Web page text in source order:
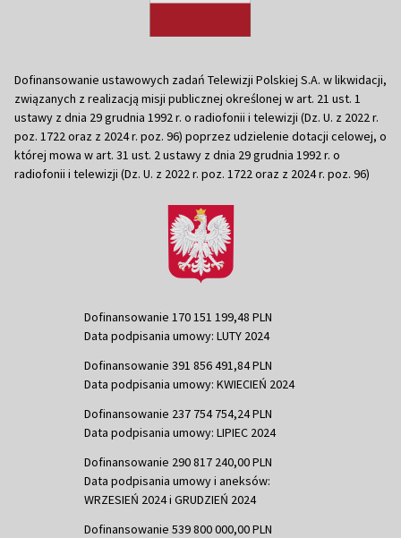
Dofinansowanie ustawowych zadań Telewizji Polskiej S.A. w likwidacji,
związanych z realizacją misji publicznej określonej w art. 21 ust. 1
ustawy z dnia 29 grudnia 1992 r. o radiofonii i telewizji (Dz. U. z 2022 r.
poz. 1722 oraz z 2024 r. poz. 96) poprzez udzielenie dotacji celowej, o
której mowa w art. 31 ust. 2 ustawy z dnia 29 grudnia 1992 r. o
radiofonii i telewizji (Dz. U. z 2022 r. poz. 1722 oraz z 2024 r. poz. 96)
Dofinansowanie 170 151 199,48 PLN
Data podpisania umowy: LUTY 2024
Dofinansowanie 391 856 491,84 PLN
Data podpisania umowy: KWIECIEŃ 2024
Dofinansowanie 237 754 754,24 PLN
Data podpisania umowy: LIPIEC 2024
Dofinansowanie 290 817 240,00 PLN
Data podpisania umowy i aneksów:
WRZESIEŃ 2024 i GRUDZIEŃ 2024
Dofinansowanie 539 800 000,00 PLN